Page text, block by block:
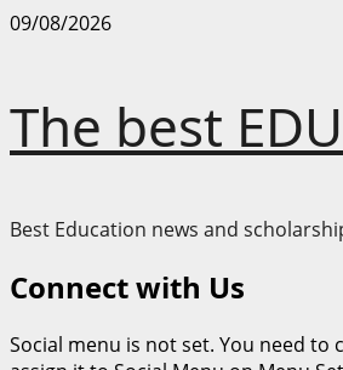
Skip
09/08/2026
The best
Best Education news and
Connect with Us
Social menu is not set. You need to